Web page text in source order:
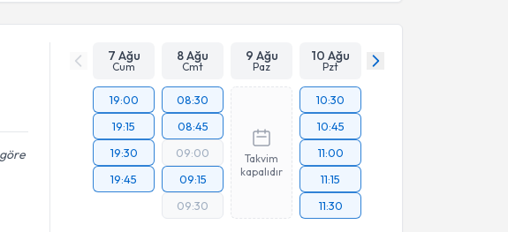
7 Ağu
Cum
8 Ağu
Cmt
9 Ağu
Paz
10 Ağu
Pzt
19:00
19:15
19:30
19:45
08:30
08:45
09:00
09:15
09:30
Takvim
kapalıdır
10:30
10:45
11:00
11:15
11:30